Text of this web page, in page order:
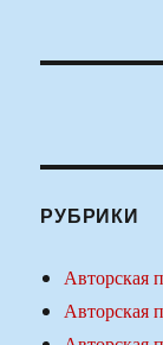
РУБРИКИ
Авторская
Авторская